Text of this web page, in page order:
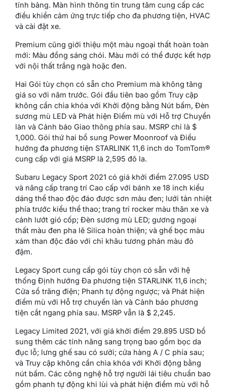
tính bảng. Màn hình thông tin trung tâm cung cấp các
điều khiển cảm ứng trực tiếp cho đa phương tiện, HVAC
và cài đặt xe.
Premium cũng giới thiệu một màu ngoại thất hoàn toàn
mới: Màu đồng sáng chói. Màu mới có thể được kết hợp
với nội thất trắng ngà hoặc đen.
Hai Gói tùy chọn có sẵn cho Premium mà không tăng
giá so với năm trước. Gói đầu tiên bao gồm Truy cập
không cần chìa khóa với Khởi động bằng Nút bấm, Đèn
sương mù LED và Phát hiện Điểm mù với Hỗ trợ Chuyển
làn và Cảnh báo Giao thông phía sau. MSRP chỉ là $
1,000. Gói thứ hai bổ sung Power Moonroof và Điều
hướng đa phương tiện STARLINK 11,6 inch do TomTom®
cung cấp với giá MSRP là 2,595 đô la.
Subaru Legacy Sport 2021 có giá khởi điểm 27.095 USD
và nâng cấp trang trí Cao cấp với bánh xe 18 inch kiểu
dáng thể thao độc đáo được sơn màu đen; lưới tản nhiệt
phía trước kiểu thể thao; trang trí rocker màu thân xe và
cánh lướt gió cốp; Đèn sương mù LED; gương ngoại
thất màu đen pha lê Silica hoàn thiện; và ghế bọc màu
xám than độc đáo với chỉ khâu tương phản màu đỏ
đậm.
Legacy Sport cung cấp gói tùy chọn có sẵn với hệ
thống Định hướng Đa phương tiện STARLINK 11,6 inch;
Cửa sổ trăng điện; Phanh tự động ngược; và Phát hiện
điểm mù với Hỗ trợ chuyển làn và Cảnh báo phương
tiện cắt ngang phía sau. MSRP vẫn là $ 2,245.
Legacy Limited 2021, với giá khởi điểm 29.895 USD bổ
sung thêm các tính năng sang trọng bao gồm bọc da
đục lỗ; lưng ghế sau có sưởi; cửa hàng A / C phía sau;
và Truy cập không cần chìa khóa với Khởi động bằng
nút bấm. Các công nghệ hỗ trợ người lái tiêu chuẩn bao
gồm phanh tự động khi lùi và phát hiện điểm mù với hỗ